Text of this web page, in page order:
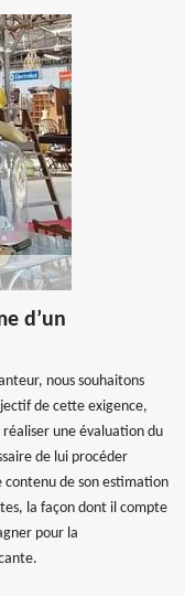
d’un
nous souhaitons
de cette exigence,
une évaluation du
de lui procéder
contenu de son estimation
la façon dont il compte
pour la